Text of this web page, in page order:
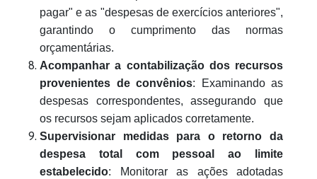
pagar" e as "despesas de exercícios anteriores",
garantindo o cumprimento das normas
orçamentárias.
Acompanhar a contabilização dos recursos
provenientes de convênios: Examinando as
despesas correspondentes, assegurando que
os recursos sejam aplicados corretamente.
Supervisionar medidas para o retorno da
despesa total com pessoal ao limite
estabelecido: Monitorar as ações adotadas